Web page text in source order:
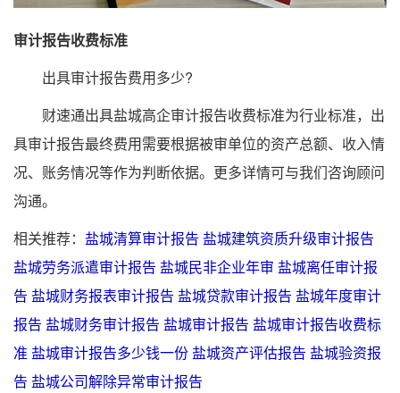
审计报告收费标准
出具审计报告费用多少?
财速通出具盐城高企审计报告收费标准为行业标准，出
具审计报告最终费用需要根据被审单位的资产总额、收入情
况、账务情况等作为判断依据。更多详情可与我们咨询顾问
沟通。
相关推荐： 盐城清算审计报告 盐城建筑资质升级审计报告
盐城劳务派遣审计报告 盐城民非企业年审 盐城离任审计报
告 盐城财务报表审计报告 盐城贷款审计报告 盐城年度审计
报告 盐城财务审计报告 盐城审计报告 盐城审计报告收费标
准 盐城审计报告多少钱一份 盐城资产评估报告 盐城验资报
告 盐城公司解除异常审计报告